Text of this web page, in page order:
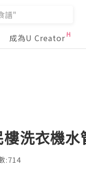
成為U Creator
樓洗衣機
:714